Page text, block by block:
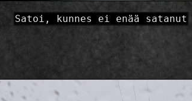
Satoi, kunnes ei enää satanut